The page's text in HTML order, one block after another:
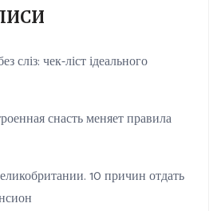
сліз: чек-ліст ідеального
снасть меняет правила
10 причин отдать